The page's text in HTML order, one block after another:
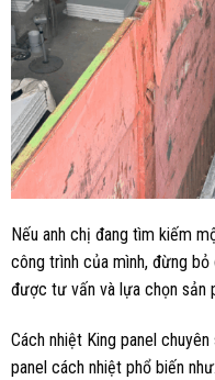
Nếu anh chị đang tìm kiếm
công trình của mình, đừng
được tư vấn và lựa chọn sản
Cách nhiệt King panel
panel cách nhiệt phổ biến